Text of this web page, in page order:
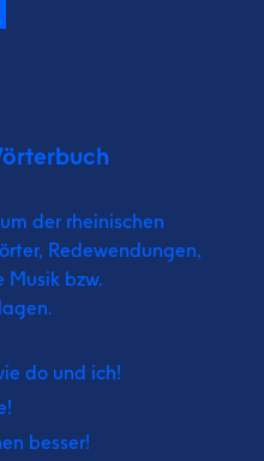
der rheinischen
Redewendungen,
Musik bzw.
do und ich!
besser!